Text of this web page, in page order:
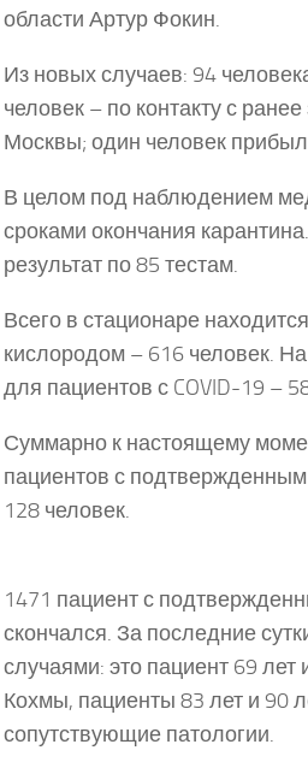
области Артур Фокин.
Из новых случаев: 94
человек – по контакту с
Москвы; один человек
В целом под наблюдением
сроками окончания
результат по 85 тестам.
Всего в стационаре
кислородом – 616 человек.
для пациентов с COVID-19 –
Суммарно к настоящему
пациентов с
128 человек.
1471 пациент с
скончался. За последние
случаями: это пациент 69
Кохмы, пациенты 83 лет и 90
сопутствующие патологии.